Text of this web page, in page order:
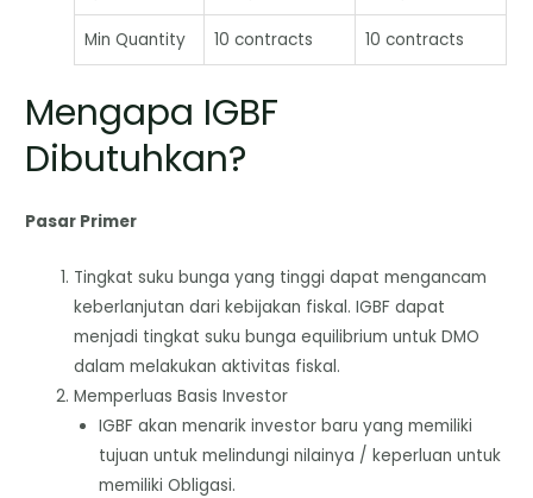
Min Quantity 10 contracts 10 contracts
Mengapa IGBF
Dibutuhkan?
Pasar Primer
Tingkat suku bunga yang tinggi dapat mengancam
keberlanjutan dari kebijakan fiskal. IGBF dapat
menjadi tingkat suku bunga equilibrium untuk DMO
dalam melakukan aktivitas fiskal.
Memperluas Basis Investor
IGBF akan menarik investor baru yang memiliki
tujuan untuk melindungi nilainya / keperluan untuk
memiliki Obligasi.